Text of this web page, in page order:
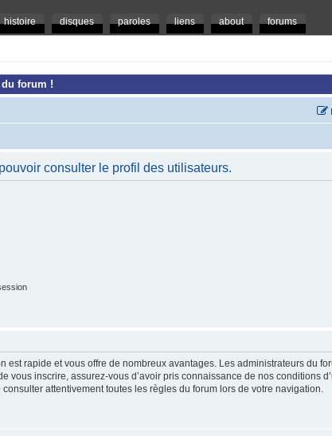
histoire disques paroles liens about forums
forum !
consulter le profil des utilisateurs.
est rapide et vous offre de nombreux avantages. Les administrateurs du
vous inscrire, assurez-vous d’avoir pris connaissance de nos conditions
attentivement toutes les règles du forum lors de votre navigation.